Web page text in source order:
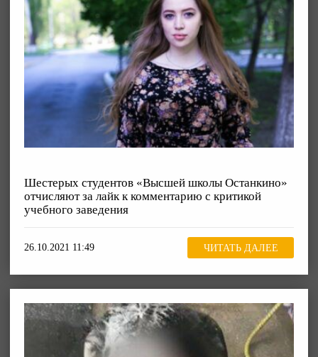
Шестерых студентов «Высшей школы Останкино»
отчисляют за лайк к комментарию с критикой
учебного заведения
26.10.2021 11:49 ЧИТАТЬ ДАЛЕЕ